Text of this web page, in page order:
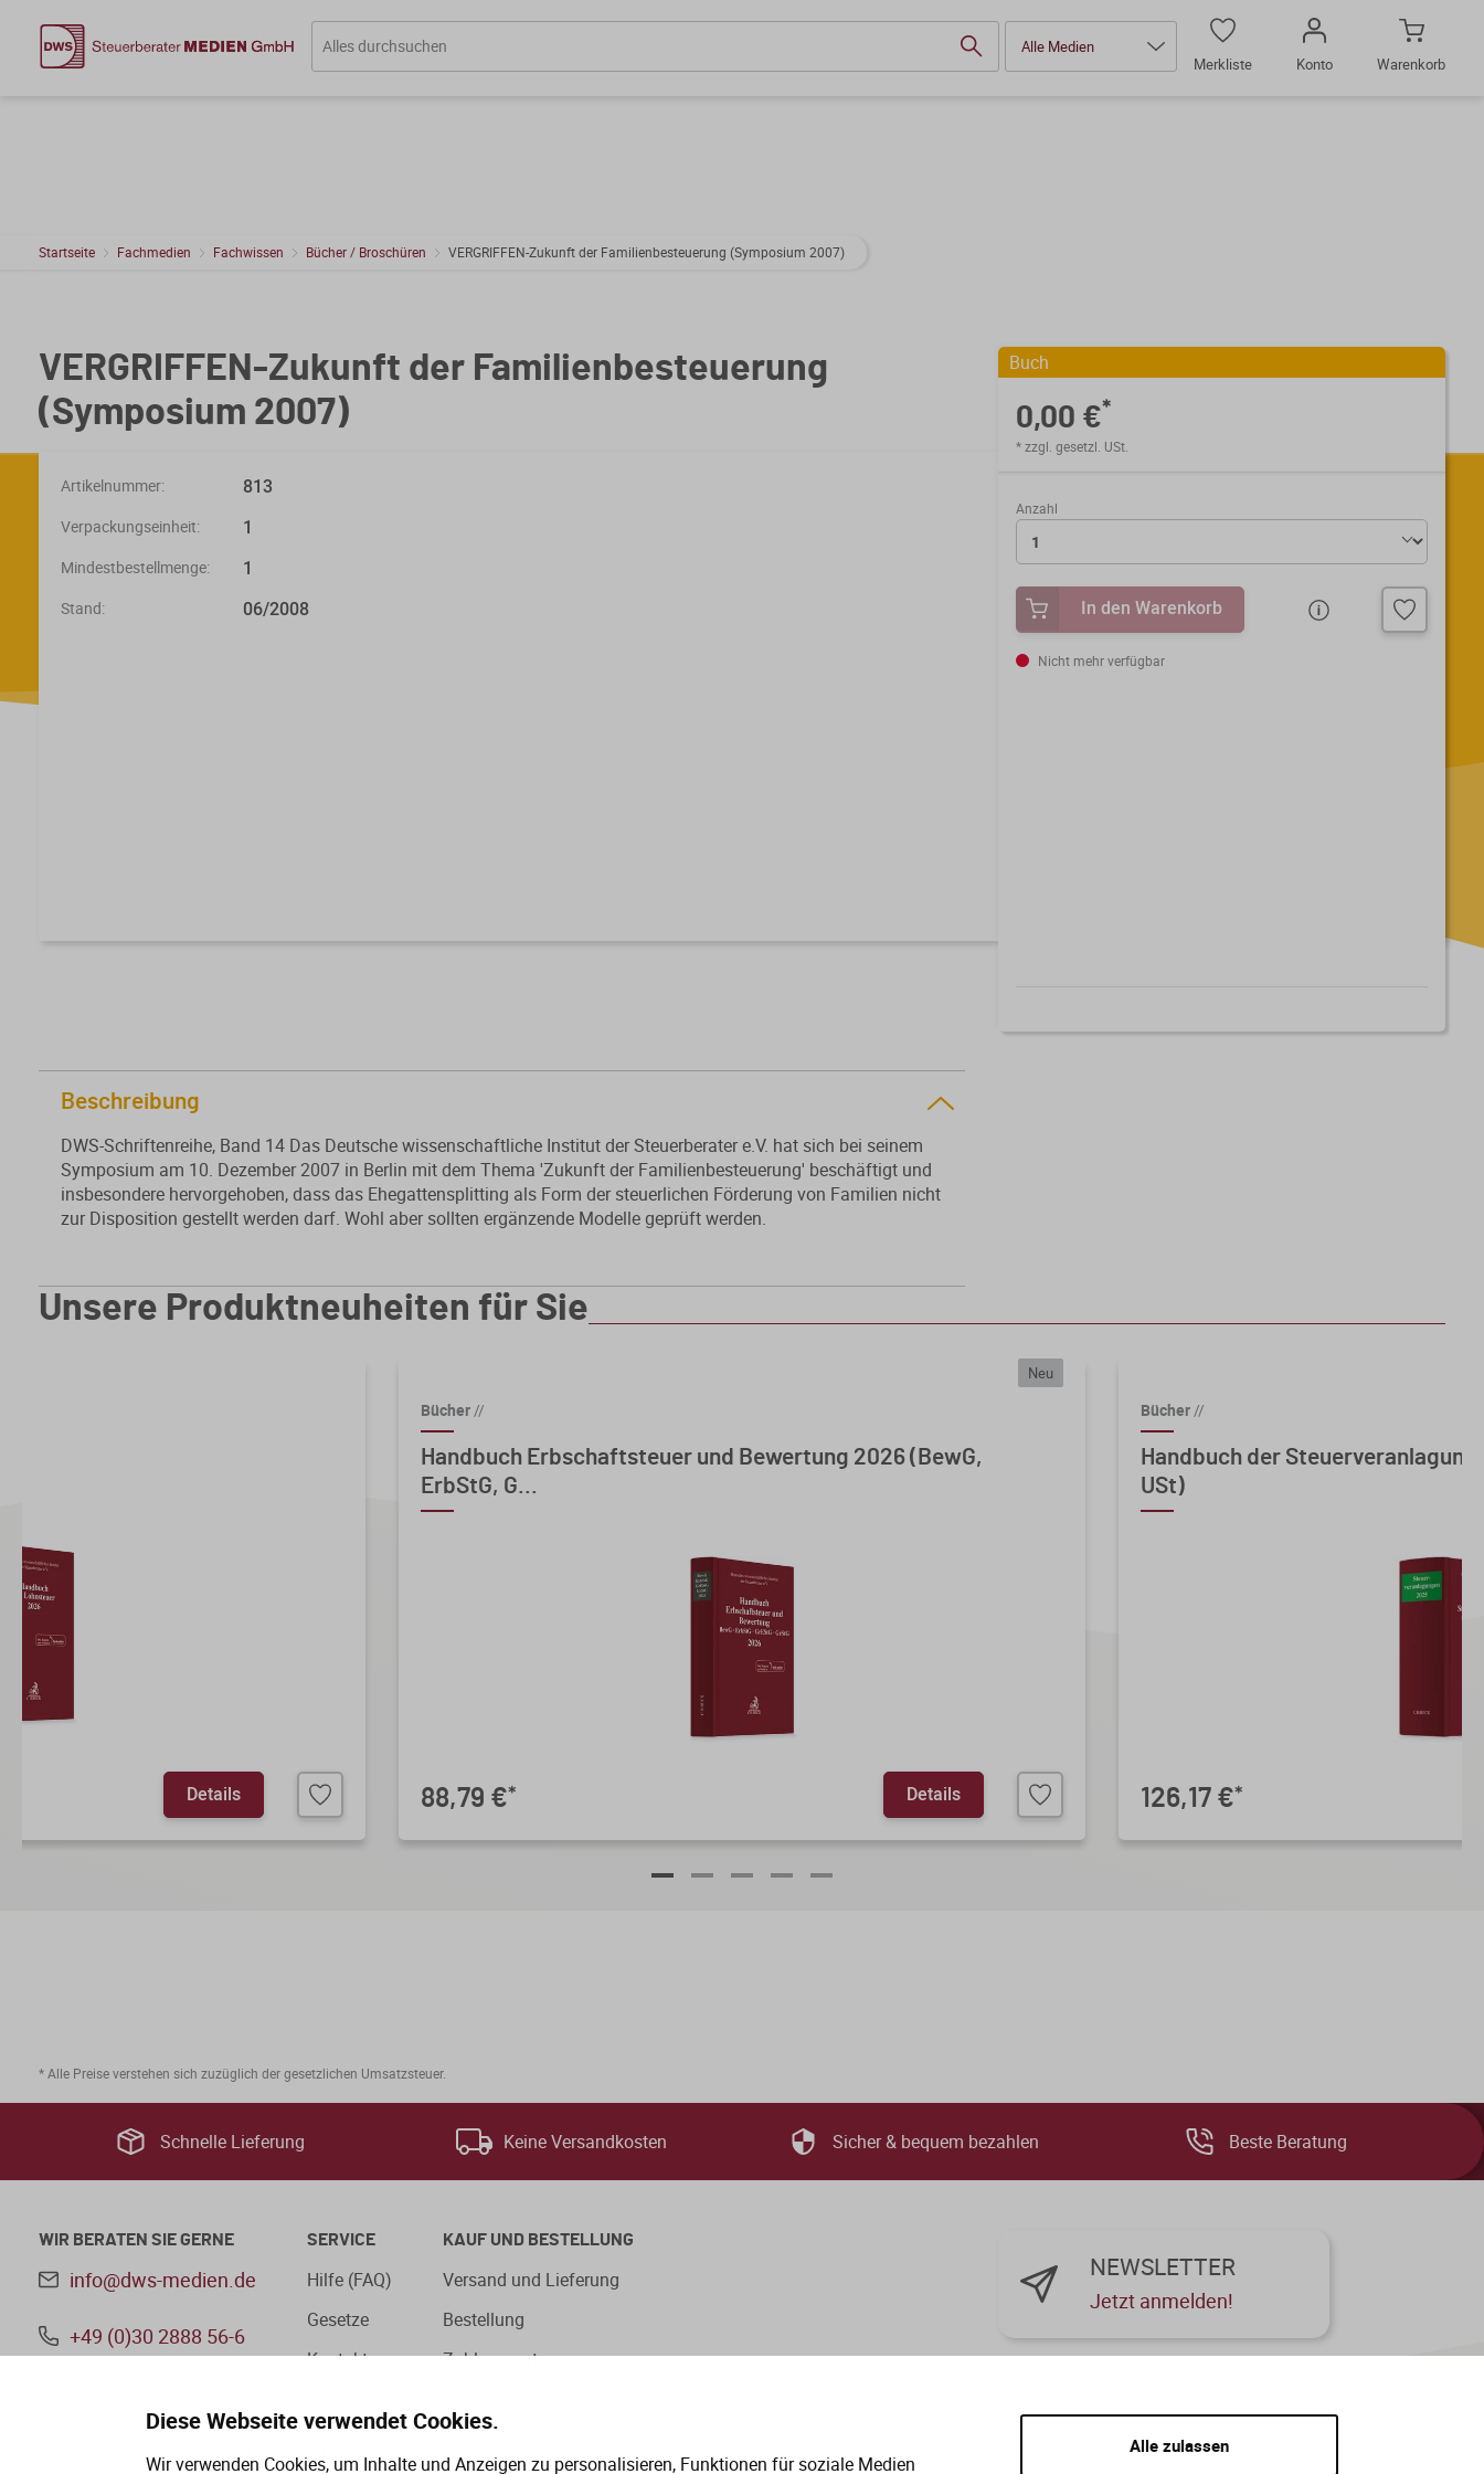
Diese Webseite verwendet Cookies.
Wir verwenden Cookies, um Inhalte und Anzeigen zu personalisieren, Funktionen für soziale Medien
Alle zulassen
Alle Medien
Merkliste
Konto Warenkorb
Startseite Fachmedien Fachwissen Bücher / Broschüren VERGRIFFEN-Zukunft der Familienbesteuerung (Symposium 2007)
VERGRIFFEN-Zukunft der Familienbesteuerung
(Symposium 2007)
Artikelnummer: 813
Verpackungseinheit: 1
Mindestbestellmenge: 1
Stand: 06/2008
Buch
0,00 €*
* zzgl. gesetzl. USt.
Anzahl
In den Warenkorb
Nicht mehr verfügbar
Beschreibung
DWS-Schriftenreihe, Band 14 Das Deutsche wissenschaftliche Institut der Steuerberater e.V. hat sich bei seinem
Symposium am 10. Dezember 2007 in Berlin mit dem Thema 'Zukunft der Familienbesteuerung' beschäftigt und
insbesondere hervorgehoben, dass das Ehegattensplitting als Form der steuerlichen Förderung von Familien nicht
zur Disposition gestellt werden darf. Wohl aber sollten ergänzende Modelle geprüft werden.
Unsere Produktneuheiten für Sie
Details
Neu
Bücher//
Handbuch Erbschaftsteuer und Bewertung 2026 (BewG,
ErbStG, G...
88,79 €* Details
Bücher//
Handbuch der
USt)
126,17 €*
* Alle Preise verstehen sich zuzüglich der gesetzlichen Umsatzsteuer.
Schnelle Lieferung Keine Versandkosten Sicher & bequem bezahlen Beste Beratung
WIR BERATEN SIE GERNE
info@dws-medien.de
+49 (0)30 2888 56-6
SERVICE
Hilfe (FAQ)
Gesetze
Kontakt
KAUF UND BESTELLUNG
Versand und Lieferung
Bestellung
Zahlungsarten
NEWSLETTER
Jetzt anmelden!
Aus Gründen der besseren Lesbarkeit wird auf die gleichzeitige Verwendung der Sprachformen männlich, weiblich und